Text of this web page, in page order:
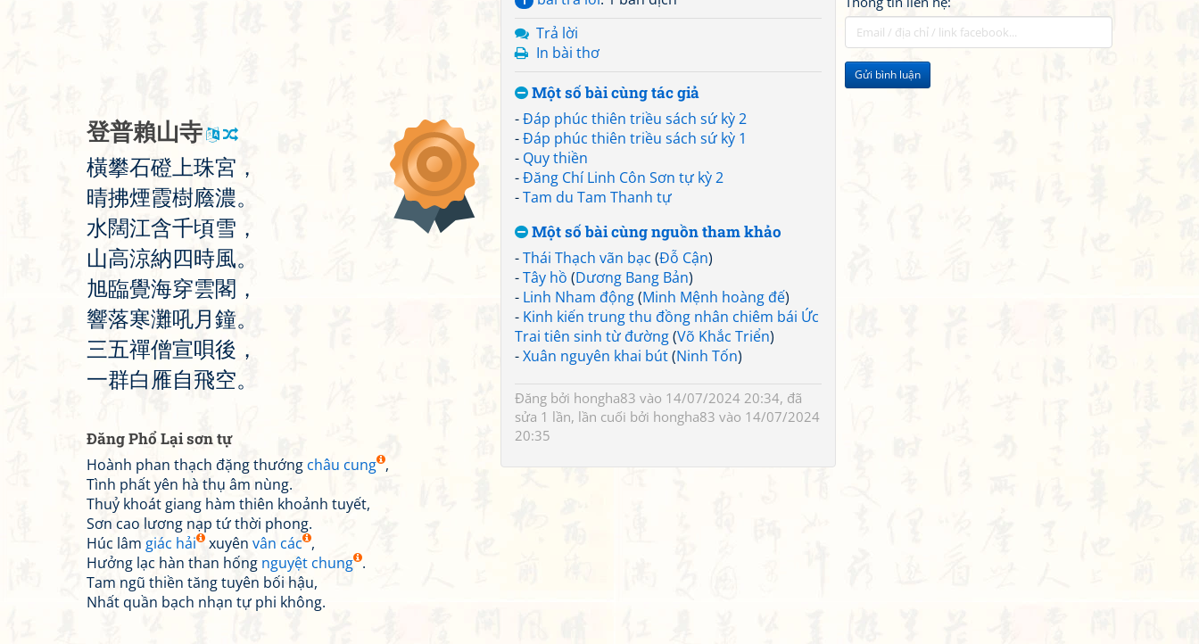
Gửi bình luận
Trả lời
In bài thơ
Một số bài cùng tác giả
-Đáp phúc thiên triều sách sứ kỳ 2
-Đáp phúc thiên triều sách sứ kỳ 1
- Quy thiền
-Đăng Chí Linh Côn Sơn tự kỳ 2
-Tam du Tam Thanh tự
Một số bài cùng nguồn tham khảo
-Thái Thạch vãn bạc (Đỗ Cận)
-Tây hồ (Dương Bang Bản)
- Linh Nham động(Minh Mệnh hoàng đế)
- Kinh kiến trung thu đồng nhân chiêm bái Ức
Trai tiên sinh từ đường(Võ Khắc Triển)
-Xuân nguyên khai bút(Ninh Tốn)
Đăng bởi hongha83 vào 14/07/2024 20:34, đã
sửa 1 lần, lần cuối bởi hongha83 vào 14/07/2024
20:35
登普賴山寺
橫攀石磴 上珠宮 ，
晴拂煙霞樹廕濃。
水闊江含千頃雪 ，
山高涼納四時風。
旭臨覺海穿雲閣 ，
響落寒灘吼月 鐘。
三五禪僧宣唄後 ，
一群白 雁自飛空。
Đăng Phổ Lại sơn tự
Hoành phan thạch đặng thướng châu cung ,
Tình phất yên hà thụ âm nùng.
Thuỷ khoát giang hàm thiên khoảnh tuyết,
Sơn cao lương nạp tứ thời phong.
Húc lâm giác hải xuyên vân các ,
Hưởng lạc hàn than hống nguyệt chung .
Tam ngũ thiền tăng tuyên bối hậu,
Nhất quần bạch nhạn tự phi không.